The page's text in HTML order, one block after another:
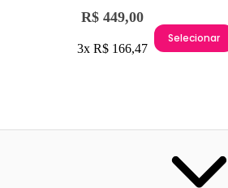
R$ 449,00
3x R$ 166,47
Selecionar